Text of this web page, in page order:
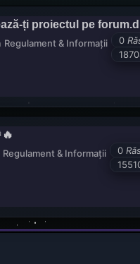
ți proiectul pe
Regulament & Informații 0
Regulament & Informații 0